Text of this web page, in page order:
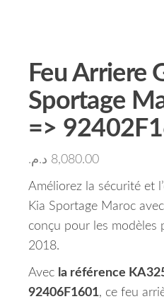
Feu Arriere
Sportage
=>
8,080.00 د.م.
Améliorez la sécurité et
Kia Sportage Maroc
conçu pour les modèles
2018.
Avec la référence
92406F1601, ce feu